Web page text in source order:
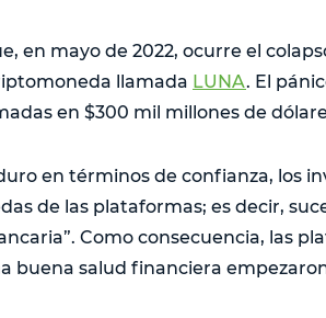
en mayo de 2022, ocurre el
llamada LUNA. El
en $300 mil millones de
en términos de confianza, los
de las plataformas; es decir,
Como consecuencia, las
buena salud financiera